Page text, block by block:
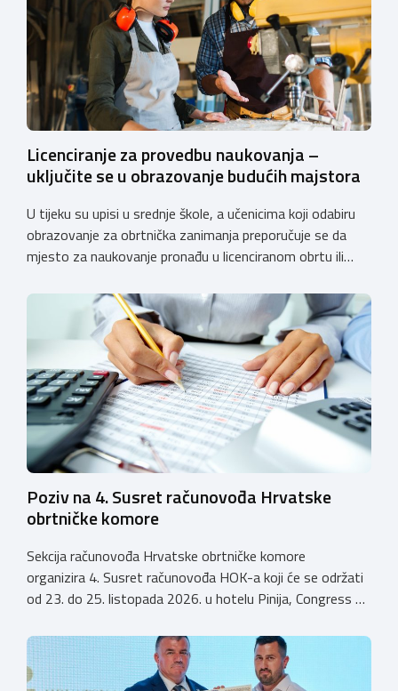
Licenciranje za provedbu naukovanja –
uključite se u obrazovanje budućih majstora
U tijeku su upisi u srednje škole, a učenicima koji odabiru
obrazovanje za obrtnička zanimanja preporučuje se da
mjesto za naukovanje pronađu u licenciranom obrtu ili
koji još nemaju licenciju da pokrenu postupak
licenciranja kako bi budućim učenicima omogućili
kvalitetno i sigurno stjecanje praktičnih znanja, a
istodobno ulagali u razvoj […]
Poziv na 4. Susret računovođa Hrvatske
obrtničke komore
Sekcija računovođa Hrvatske obrtničke komore
organizira 4. Susret računovođa HOK-a koji će se održati
od 23. do 25. listopada 2026. u hotelu Pinija, Congress &
otvoren u petak, 23. listopada 2026. u
poslijepodnevnim, uz uvodno predavanje i pozdrav
domaćina. Tijekom subote, 24. listopada, održavat će se